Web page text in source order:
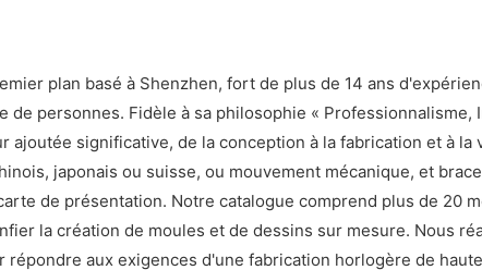
plan basé à Shenzhen, fort de plus de 14 ans
personnes. Fidèle à sa philosophie «
ajoutée significative, de la conception à la fabrication et à
japonais ou suisse, ou mouvement mécanique, et
de présentation. Notre catalogue comprend plus de 20
la création de moules et de dessins sur mesure. Nous
aux exigences d'une fabrication horlogère de